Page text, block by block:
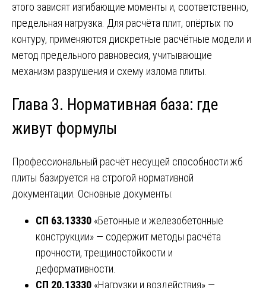
этого зависят изгибающие моменты и, соответственно,
предельная нагрузка. Для расчёта плит, опёртых по
контуру, применяются дискретные расчётные модели и
метод предельного равновесия, учитывающие
механизм разрушения и схему излома плиты.
Глава 3. Нормативная база: где
живут формулы
Профессиональный расчёт несущей способности жб
плиты базируется на строгой нормативной
документации. Основные документы:
СП 63.13330 «Бетонные и железобетонные
конструкции» — содержит методы расчёта
прочности, трещиностойкости и
деформативности.
СП 20.13330 «Нагрузки и воздействия» —